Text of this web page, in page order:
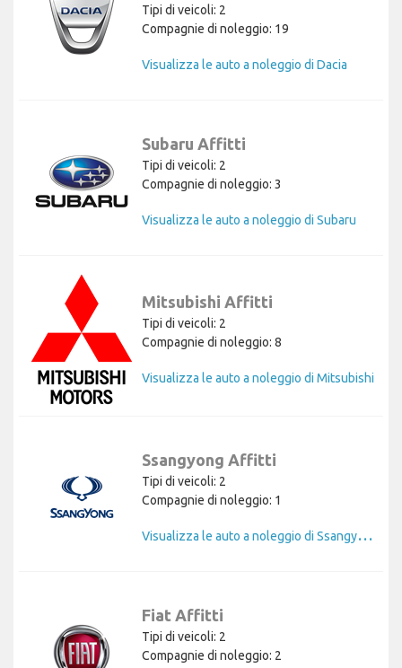
Tipi di veicoli: 2
Compagnie di noleggio: 19
Visualizza le auto a noleggio di Dacia
Subaru Affitti
Tipi di veicoli: 2
Compagnie di noleggio: 3
Visualizza le auto a noleggio di Subaru
Mitsubishi Affitti
Tipi di veicoli: 2
Compagnie di noleggio: 8
Visualizza le auto a noleggio di Mitsubishi
Ssangyong Affitti
Tipi di veicoli: 2
Compagnie di noleggio: 1
V
isualizza le auto a noleggio di Ssangyong
Fiat Affitti
Tipi di veicoli: 2
Compagnie di noleggio: 2